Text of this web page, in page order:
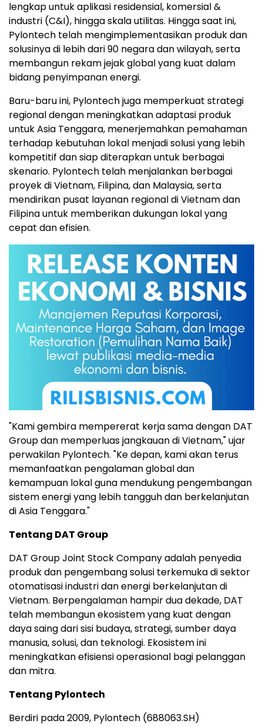
lengkap untuk aplikasi residensial, komersial &
industri (C&I), hingga skala utilitas. Hingga saat ini,
Pylontech telah mengimplementasikan produk dan
solusinya di lebih dari 90 negara dan wilayah, serta
membangun rekam jejak global yang kuat dalam
bidang penyimpanan energi.
Baru-baru ini, Pylontech juga memperkuat strategi
regional dengan meningkatkan adaptasi produk
untuk Asia Tenggara, menerjemahkan pemahaman
terhadap kebutuhan lokal menjadi solusi yang lebih
kompetitif dan siap diterapkan untuk berbagai
skenario. Pylontech telah menjalankan berbagai
proyek di Vietnam, Filipina, dan Malaysia, serta
mendirikan pusat layanan regional di Vietnam dan
Filipina untuk memberikan dukungan lokal yang
cepat dan efisien.
"Kami gembira mempererat kerja sama dengan DAT
Group dan memperluas jangkauan di Vietnam," ujar
perwakilan Pylontech. "Ke depan, kami akan terus
memanfaatkan pengalaman global dan
kemampuan lokal guna mendukung pengembangan
sistem energi yang lebih tangguh dan berkelanjutan
di Asia Tenggara."
Tentang DAT Group
DAT Group Joint Stock Company adalah penyedia
produk dan pengembang solusi terkemuka di sektor
otomatisasi industri dan energi berkelanjutan di
Vietnam. Berpengalaman hampir dua dekade, DAT
telah membangun ekosistem yang kuat dengan
daya saing dari sisi budaya, strategi, sumber daya
manusia, solusi, dan teknologi. Ekosistem ini
meningkatkan efisiensi operasional bagi pelanggan
dan mitra.
Tentang Pylontech
Berdiri pada 2009, Pylontech (688063.SH)